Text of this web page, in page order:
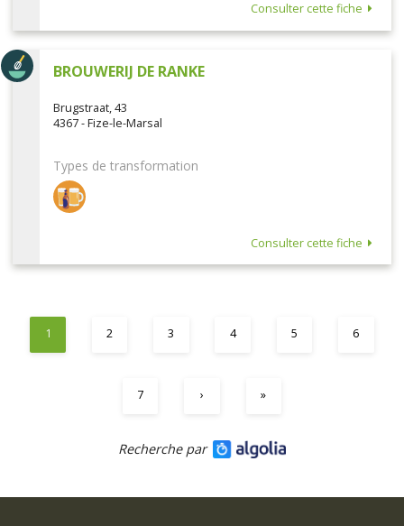
Consulter cette fiche
BROUWERIJ DE RANKE
Brugstraat, 43
4367 - Fize-le-Marsal
Types de transformation
Consulter cette fiche
1 2 3 4 5 6
7 › »
Recherche par